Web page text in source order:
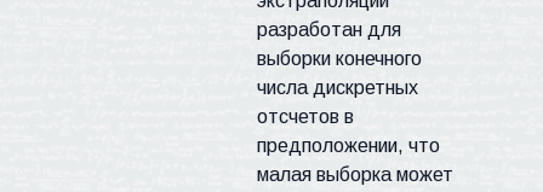
разработан для
выборки конечного
числа дискретных
отсчетов в
предположении, что
малая выборка может